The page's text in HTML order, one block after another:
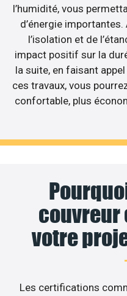
l’humidité, vous
d’énergie
l’isolation et de
impact positif sur la
la suite, en faisant
ces travaux, vous
confortable, plus
votre
Les certifications